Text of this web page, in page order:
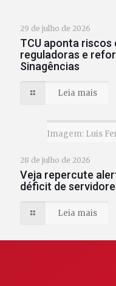
29 de julho de 2026
TCU aponta
reguladoras e
Sinagências
Leia mais
Imagem: Luis
28 de julho de 2026
Veja repercute
déficit de
Leia mais